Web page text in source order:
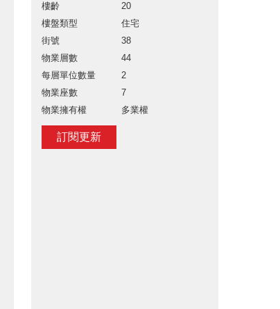
樓齡
20
樓盤類型
住宅
街號
38
物業層數
44
每層單位數量
2
物業座數
7
物業擁有權
多業權
訂閱更新